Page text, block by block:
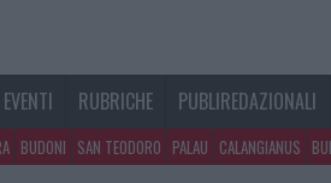
EVENTI RUBRICHE PUBLIREDAZIONALI
BUDONI SAN TEODORO PALAU CALANGIANUS